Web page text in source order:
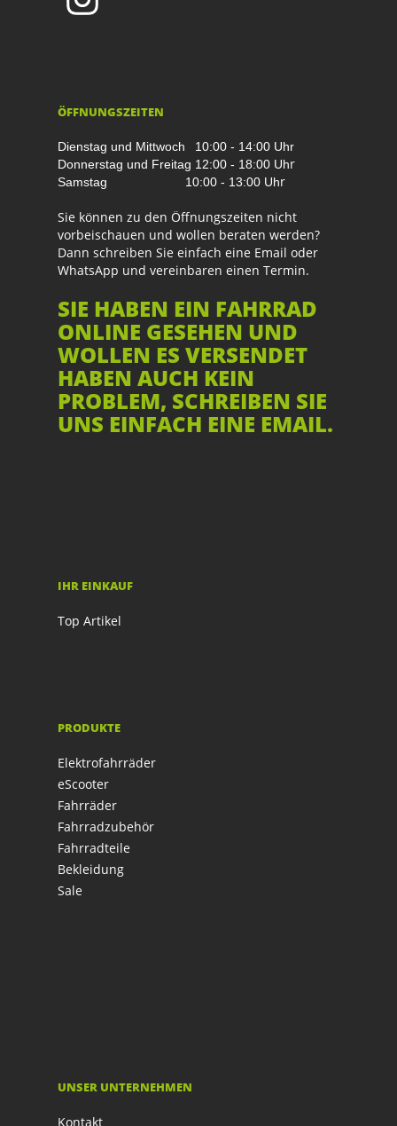
ÖFFNUNGSZEITEN
Dienstag und Mittwoch
10:00 - 14:00 Uhr
Donnerstag und Freitag 12:00 - 18:00 Uhr
Samstag 10:00 - 13:00 Uhr
Sie können zu den Öffnungszeiten nicht
vorbeischauen und wollen beraten werden?
Dann schreiben Sie einfach eine Email oder
WhatsApp und vereinbaren einen Termin.
SIE HABEN EIN FAHRRAD
ONLINE GESEHEN UND
WOLLEN ES VERSENDET
HABEN AUCH KEIN
PROBLEM, SCHREIBEN SIE
UNS EINFACH EINE EMAIL.
IHR EINKAUF
Top Artikel
PRODUKTE
Elektrofahrräder
eScooter
Fahrräder
Fahrradzubehör
Fahrradteile
Bekleidung
Sale
UNSER UNTERNEHMEN
Kontakt